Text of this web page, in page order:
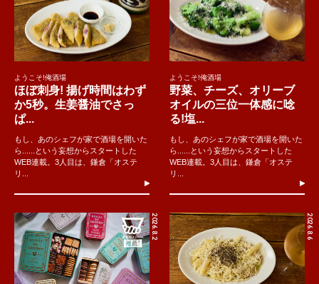
ようこそ!俺酒場
ほぼ刺身! 揚げ時間はわず
か5秒。生姜醤油でさっ
ぱ...
もし、あのシェフが家で酒場を開いた
ら......という妄想からスタートした
WEB連載。3人目は、鎌倉「オステ
リ...
ようこそ!俺酒場
野菜、チーズ、オリーブ
オイルの三位一体感に唸
る!塩...
もし、あのシェフが家で酒場を開いた
ら......という妄想からスタートした
WEB連載。3人目は、鎌倉「オステ
リ...
2026.8.2 2026.8.6